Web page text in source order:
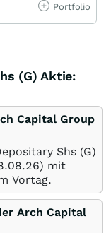
Portfolio
(G) Aktie:
Capital Group
Shs (G)
) mit
Vortag.
Arch Capital